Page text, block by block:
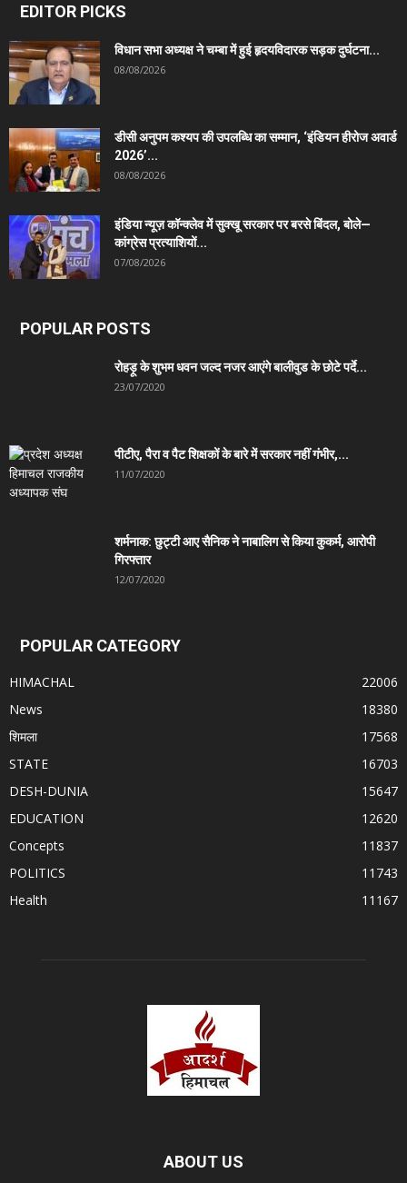
EDITOR PICKS
विधान सभा अध्यक्ष ने चम्बा में हुई हृदयविदारक सड़क दुर्घटना...
08/08/2026
डीसी अनुपम कश्यप की उपलब्धि का सम्मान, ‘इंडियन हीरोज अवार्ड
2026’...
08/08/2026
इंडिया न्यूज़ कॉन्क्लेव में सुक्खू सरकार पर बरसे बिंदल, बोले—
कांग्रेस प्रत्याशियों...
07/08/2026
POPULAR POSTS
रोहड़ू के शुभम धवन जल्द नजर आएंगे बालीवुड के छोटे पर्दे...
23/07/2020
पीटीए, पैरा व पैट शिक्षकों के बारे में सरकार नहीं गंभीर,...
11/07/2020
शर्मनाक: छुट्टी आए सैनिक ने नाबालिग से किया कुकर्म, आरोपी
गिरफ्तार
12/07/2020
POPULAR CATEGORY
HIMACHAL
22006
News
18380
शिमला
17568
STATE
16703
DESH-DUNIA
15647
EDUCATION
12620
Concepts
11837
POLITICS
11743
Health
11167
ABOUT US